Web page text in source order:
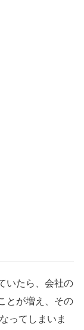
いたら、会社の
とが増え、その
ってしまいま